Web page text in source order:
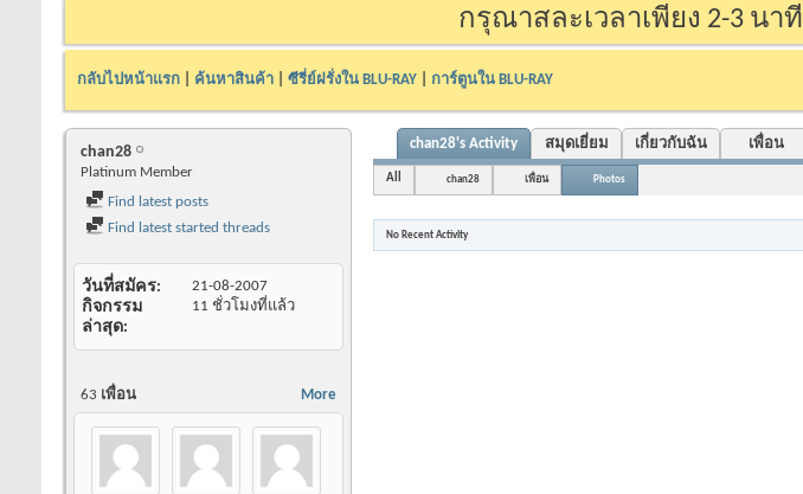
กรุณาสละเวลาเพียง 2-3 นาที
กลับไปหน้าแรก ค้นหาสินค้า ซีรี่ย์ฝรั่งใน BLU-RAY การ์ตูนใน BLU-RAY
chan28
Platinum Member
Find latest posts
Find latest started threads
วันที่สมัคร 21-08-2007
กิจกรรม
ล่าสุด
11 ชั่วโมงที่แล้ว
More
63 เพื่อน
chan28's Activity สมุดเยี่ยม เกี่ยวกับฉัน เพื่อน
All chan28 เพื่อน Photos
No Recent Activity